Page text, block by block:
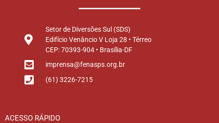
Setor de Diversões Sul (SDS)
Edifício Venâncio V Loja 28 • Térreo
CEP: 70393-904 • Brasília-DF
imprensa@fenasps.org.br
(61) 3226-7215
ACESSO RÁPIDO